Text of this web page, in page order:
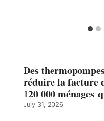
Des
réduire la facture
120 000 ménages
July 31, 2026